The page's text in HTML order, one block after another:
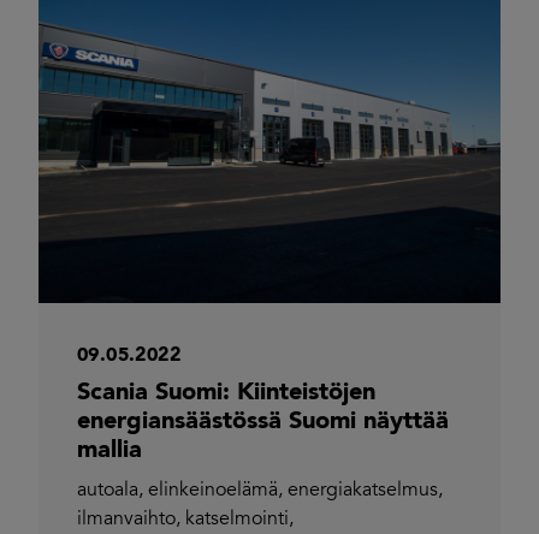
09.05.2022
Scania Suomi: Kiinteistöjen
energiansäästössä Suomi näyttää
mallia
autoala, elinkeinoelämä, energiakatselmus,
ilmanvaihto, katselmointi,